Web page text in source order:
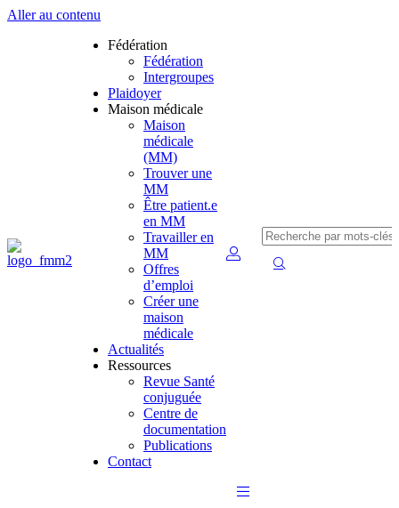
Aller au contenu
Fédération
Fédération
Intergroupes
Plaidoyer
Maison médicale
Maison
médicale
(MM)
Trouver une
MM
Être patient.e
en MM
Travailler en
MM
Offres
d’emploi
Créer une
maison
médicale
Actualités
Ressources
Revue Santé
conjuguée
Centre de
documentation
Publications
Contact